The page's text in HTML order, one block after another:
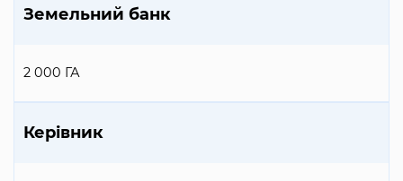
Земельний банк
2 000 ГА
Керівник